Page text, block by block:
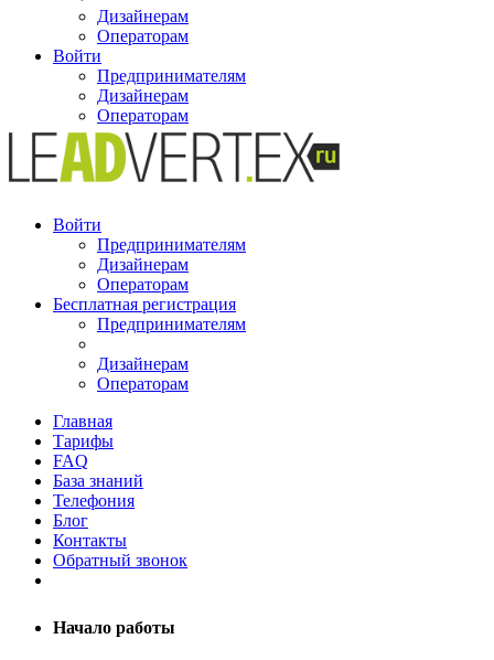
Дизайнерам
Операторам
Войти
Предпринимателям
Дизайнерам
Операторам
Войти
Предпринимателям
Дизайнерам
Операторам
Бесплатная регистрация
Предпринимателям
Дизайнерам
Операторам
Главная
Тарифы
FAQ
База знаний
Телефония
Блог
Контакты
Обратный звонок
Начало работы